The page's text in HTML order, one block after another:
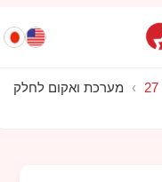
27
›
מערכת ואקום לחלק